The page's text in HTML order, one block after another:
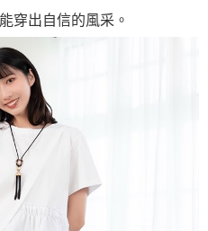
穿出自信的風采。